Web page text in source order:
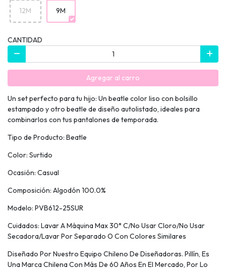
12M 9M
CANTIDAD
Agregar al carro
Un set perfecto para tu hijo: Un beatle color liso con bolsillo
estampado y otro beatle de diseño autolistado, ideales para
combinarlos con tus pantalones de temporada.
Tipo de Producto: Beatle
Color: Surtido
Ocasión: Casual
Composición: Algodón 100.0%
Modelo: PVB612-25SUR
Cuidados: Lavar A Máquina Max 30° C/No Usar Cloro/No Usar
Secadora/Lavar Por Separado O Con Colores Similares
Diseñado Por Nuestro Equipo Chileno De Diseñadoras. Pillín, Es
Una Marca Chilena Con Más De 60 Años En El Mercado, Por Lo